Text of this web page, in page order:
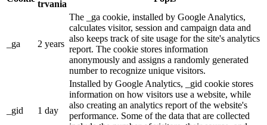
trvania
_ga 2 years
The _ga cookie, installed by Google Analytics,
calculates visitor, session and campaign data and
also keeps track of site usage for the site's analytics
report. The cookie stores information
anonymously and assigns a randomly generated
number to recognize unique visitors.
_gid 1 day
Installed by Google Analytics, _gid cookie stores
information on how visitors use a website, while
also creating an analytics report of the website's
performance. Some of the data that are collected